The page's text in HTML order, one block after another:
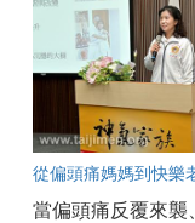
從偏頭痛媽媽到快樂
當偏頭痛反覆來襲